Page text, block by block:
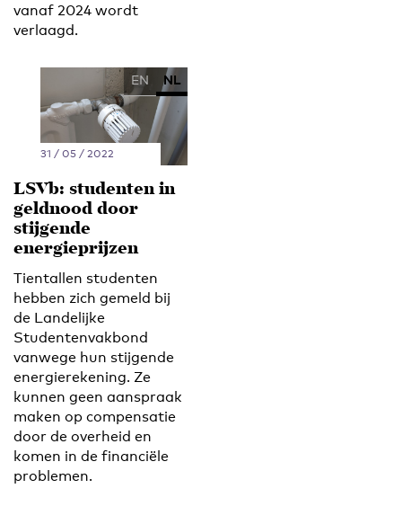
vanaf 2024 wordt
verlaagd.
EN NL
31 / 05 / 2022
LSVb: studenten in
geldnood door
stijgende
energieprijzen
Tientallen studenten
hebben zich gemeld bij
de Landelijke
Studentenvakbond
vanwege hun stijgende
energierekening. Ze
kunnen geen aanspraak
maken op compensatie
door de overheid en
komen in de financiële
problemen.